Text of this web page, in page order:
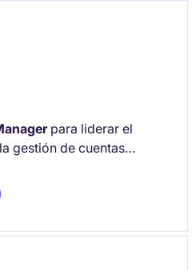
para liderar el
gestión de cuentas
. Será responsable de
comerciales,
de telecomunicaciones